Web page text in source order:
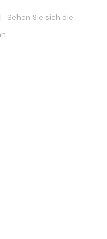
| Sehen Sie sich die